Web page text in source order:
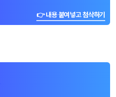
👉 내용 붙여넣고 첨삭하기